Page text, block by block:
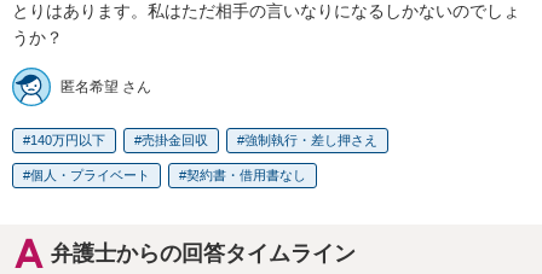
とりはあります。私はただ相手の言いなりになるしかないのでしょ
うか？
匿名希望 さん
140万円以下 売掛金回収 強制執行・差し押さえ
個人・プライベート 契約書・借用書なし
弁護士からの回答タイムライン